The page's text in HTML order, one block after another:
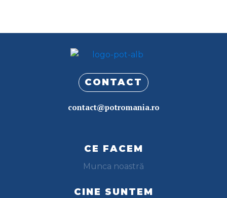
CONTACT
contact@potromania.ro
CE FACEM
Munca noastră
CINE SUNTEM